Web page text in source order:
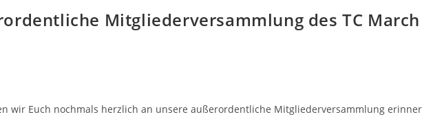
Mitgliederversammlung des TC March
wir Euch nochmals herzlich an unsere außerordentliche Mitgliederversammlung